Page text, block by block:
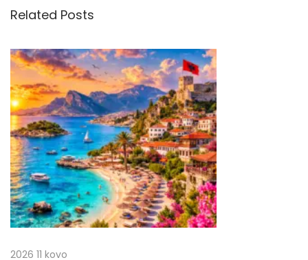
i
g
a
c
i
j
o
s
p
o
s
t
:
o
K
l
a
i
d
a
]
€
1
1
Related Posts
2026 11 kovo